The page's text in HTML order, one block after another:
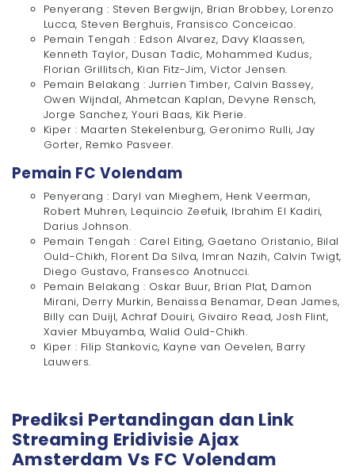
Penyerang : Steven Bergwijn, Brian Brobbey, Lorenzo
Lucca, Steven Berghuis, Fransisco Conceicao.
Pemain Tengah : Edson Alvarez, Davy Klaassen,
Kenneth Taylor, Dusan Tadic, Mohammed Kudus,
Florian Grillitsch, Kian Fitz-Jim, Victor Jensen.
Pemain Belakang : Jurrien Timber, Calvin Bassey,
Owen Wijndal, Ahmetcan Kaplan, Devyne Rensch,
Jorge Sanchez, Youri Baas, Kik Pierie.
Kiper : Maarten Stekelenburg, Geronimo Rulli, Jay
Gorter, Remko Pasveer.
Pemain FC Volendam
Penyerang : Daryl van Mieghem, Henk Veerman,
Robert Muhren, Lequincio Zeefuik, Ibrahim El Kadiri,
Darius Johnson.
Pemain Tengah : Carel Eiting, Gaetano Oristanio, Bilal
Ould-Chikh, Florent Da Silva, Imran Nazih, Calvin Twigt,
Diego Gustavo, Fransesco Anotnucci.
Pemain Belakang : Oskar Buur, Brian Plat, Damon
Mirani, Derry Murkin, Benaissa Benamar, Dean James,
Billy can Duijl, Achraf Douiri, Givairo Read, Josh Flint,
Xavier Mbuyamba, Walid Ould-Chikh.
Kiper : Filip Stankovic, Kayne van Oevelen, Barry
Lauwers.
Prediksi Pertandingan dan Link
Streaming Eridivisie Ajax
Amsterdam Vs FC Volendam